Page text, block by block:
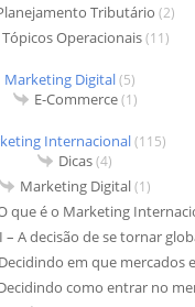
Tributário (2)
Tópicos Operacionais(11)
Marketing Digital(5)
E-Commerce(1)
Internacional(115)
Dicas(4)
Marketing Digital(1)
que é o Marketing
A decisão de se tornar
em que mercados
como entrar no